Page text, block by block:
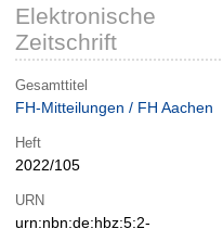
Elektronische
Zeitschrift
Gesamttitel
FH-Mitteilungen / FH Aachen
Heft
2022/105
URN
urn:nbn:de:hbz:5:2-